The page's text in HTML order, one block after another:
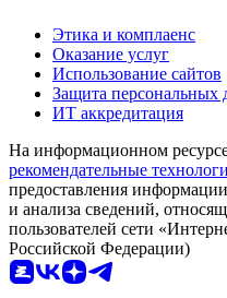
Этика и комплаенс
Оказание услуг
Использование сайтов
Защита персональных
ИТ аккредитация
На информационном
рекомендательные
предоставления
и анализа сведений,
пользователей сети
Российской Федерации)